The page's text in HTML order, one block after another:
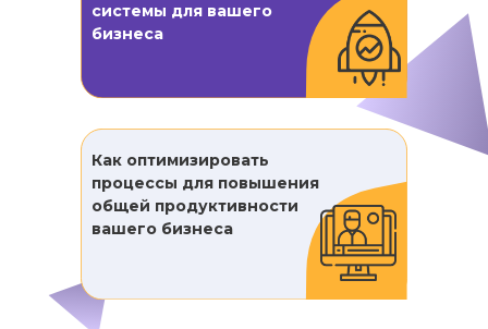
системы для вашего
бизнеса
Как оптимизировать
процессы для повышения
общей продуктивности
вашего бизнеса